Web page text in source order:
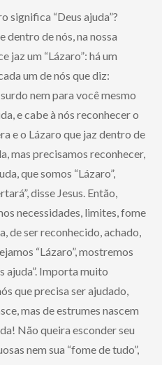
significa “Deus ajuda”?
dentro de nós, na nossa
jaz um “Lázaro”: há um
um de nós que diz:
nem para você mesmo
e cabe à nós reconhecer o
e o Lázaro que jaz dentro de
mas precisamos reconhecer,
que somos “Lázaro”,
disse Jesus. Então,
necessidades, limites, fome
de ser reconhecido, achado,
“Lázaro”, mostremos
ajuda”. Importa muito
que precisa ser ajudado,
mas de estrumes nascem
Não queira esconder seu
nem sua “fome de tudo”,